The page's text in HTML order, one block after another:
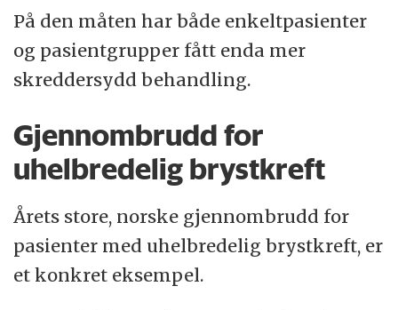
På den måten har både enkeltpasienter
og pasientgrupper fått enda mer
skreddersydd behandling.
Gjennombrudd for
uhelbredelig brystkreft
Årets store, norske gjennombrudd for
pasienter med uhelbredelig brystkreft, er
et konkret eksempel.